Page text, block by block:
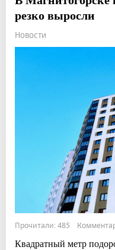
резко выросли
Новости
Прочитали: 485
Квадратный метр